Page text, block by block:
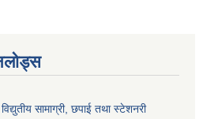
सामाग्री, छपाई तथा स्टेशनरी